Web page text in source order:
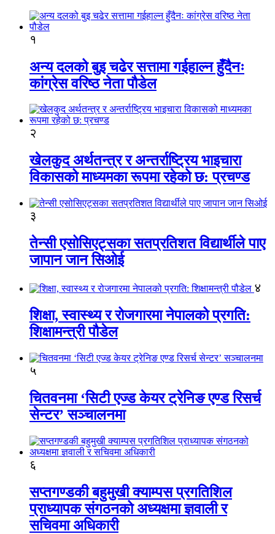
१
अन्य दलको बुइ चढेर सत्तामा गईहाल्न हुँदैनः
कांग्रेस वरिष्ठ नेता पौडेल
२
खेलकुद अर्थतन्त्र र अन्तर्राष्ट्रिय भाइचारा
विकासको माध्यमका रूपमा रहेको छ: प्रचण्ड
३
तेन्सी एसोसिएट्सका सतप्रतिशत विद्यार्थीले पाए
जापान जान सिओई
४
शिक्षा, स्वास्थ्य र रोजगारमा नेपालको प्रगति:
शिक्षामन्त्री पौडेल
५
चितवनमा ‘सिटी एज्ड केयर ट्रेनिङ एण्ड रिसर्च
सेन्टर’ सञ्चालनमा
६
सप्तगण्डकी बहुमुखी क्याम्पस प्रगतिशिल
प्राध्यापक संगठनको अध्यक्षमा ज्ञवाली र
सचिवमा अधिकारी